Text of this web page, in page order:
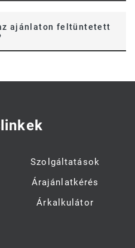
ajánlaton feltüntetett
Szolgáltatások
Árajánlatkérés
Árkalkulátor